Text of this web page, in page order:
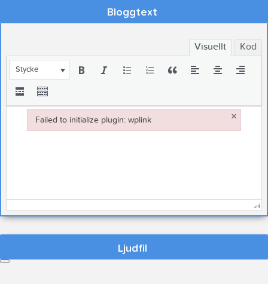
Bloggtext
Visuellt Kod
Stycke
Ljudfil
Failed to initialize plugin: wplink ×
Failed to initialize plugin: wplink